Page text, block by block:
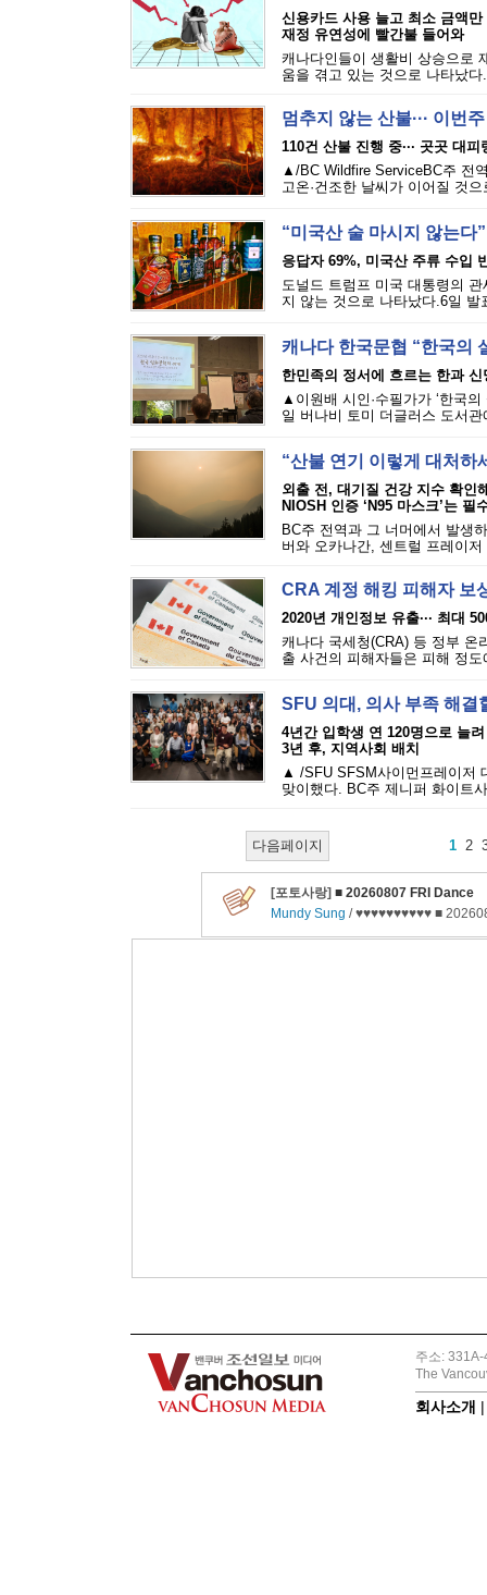
신용카드 사용 늘고 최소 금액만
재정 유연성에 빨간불 들어와
캐나다인들이 생활비 상승으로
움을 겪고 있는 것으로 나타났
멈추지 않는 산불··· 이번
110건 산불 진행 중··· 곳곳 대피
▲/BC Wildfire ServiceBC주 전
고온·건조한 날씨가 이어질 것
“미국산 술 마시지 않는다
응답자 69%, 미국산 주류 수입
도널드 트럼프 미국 대통령의
지 않는 것으로 나타났다.6일
캐나다 한국문협 “한국의
한민족의 정서에 흐르는 한과 신
▲이원배 시인·수필가가 ‘한국
일 버나비 토미 더글러스 도서관
“산불 연기 이렇게 대처하
외출 전, 대기질 건강 지수 확인
NIOSH 인증 ‘N95 마스크’는 필
BC주 전역과 그 너머에서 발생
버와 오카나간, 센트럴 프레이
CRA 계정 해킹 피해자 보
2020년 개인정보 유출··· 최대
캐나다 국세청(CRA) 등 정부 온
출 사건의 피해자들은 피해 정
SFU 의대, 의사 부족 해
4년간 입학생 연 120명으로 늘려
3년 후, 지역사회 배치
▲ /SFU SFSM사이먼프레이저
맞이했다. BC주 제니퍼 화이트
다음페이지 1 2
주소:
The
회사소개